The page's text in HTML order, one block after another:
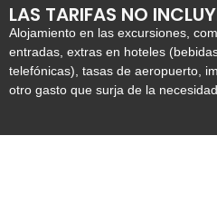
LAS TARIFAS NO
Alojamiento en las excursiones,
entradas, extras en hoteles
telefónicas), tasas de aeropuerto,
otro gasto que surja de la